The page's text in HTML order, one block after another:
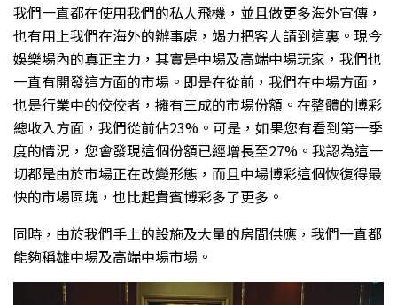
我們一直都在使用我們的私人飛機，並且做更多海外宣傳，
也有用上我們在海外的辦事處，竭力把客人請到這裏。現今
娛樂場內的真正主力，其實是中場及高端中場玩家，我們也
一直有開發這方面的市場。即是在從前，我們在中場方面，
也是行業中的佼佼者，擁有三成的市場份額。在整體的博彩
總收入方面，我們從前佔23%。可是，如果您有看到第一季
度的情況，您會發現這個份額已經增長至27%。我認為這一
切都是由於市場正在改變形態，而且中場博彩這個恢復得最
快的市場區塊，也比起貴賓博彩多了更多。
同時，由於我們手上的設施及大量的房間供應，我們一直都
能夠稱雄中場及高端中場市場。